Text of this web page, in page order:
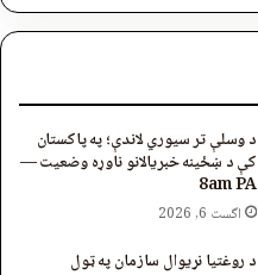
د وسلې تر سیوري لاندې؛ په پاکستان
کې د ښځینه خبریالانو ناوړه وضعیت —
8am PA
اگست 6, 2026
د روغتیا نړیوال سازمان په ټول